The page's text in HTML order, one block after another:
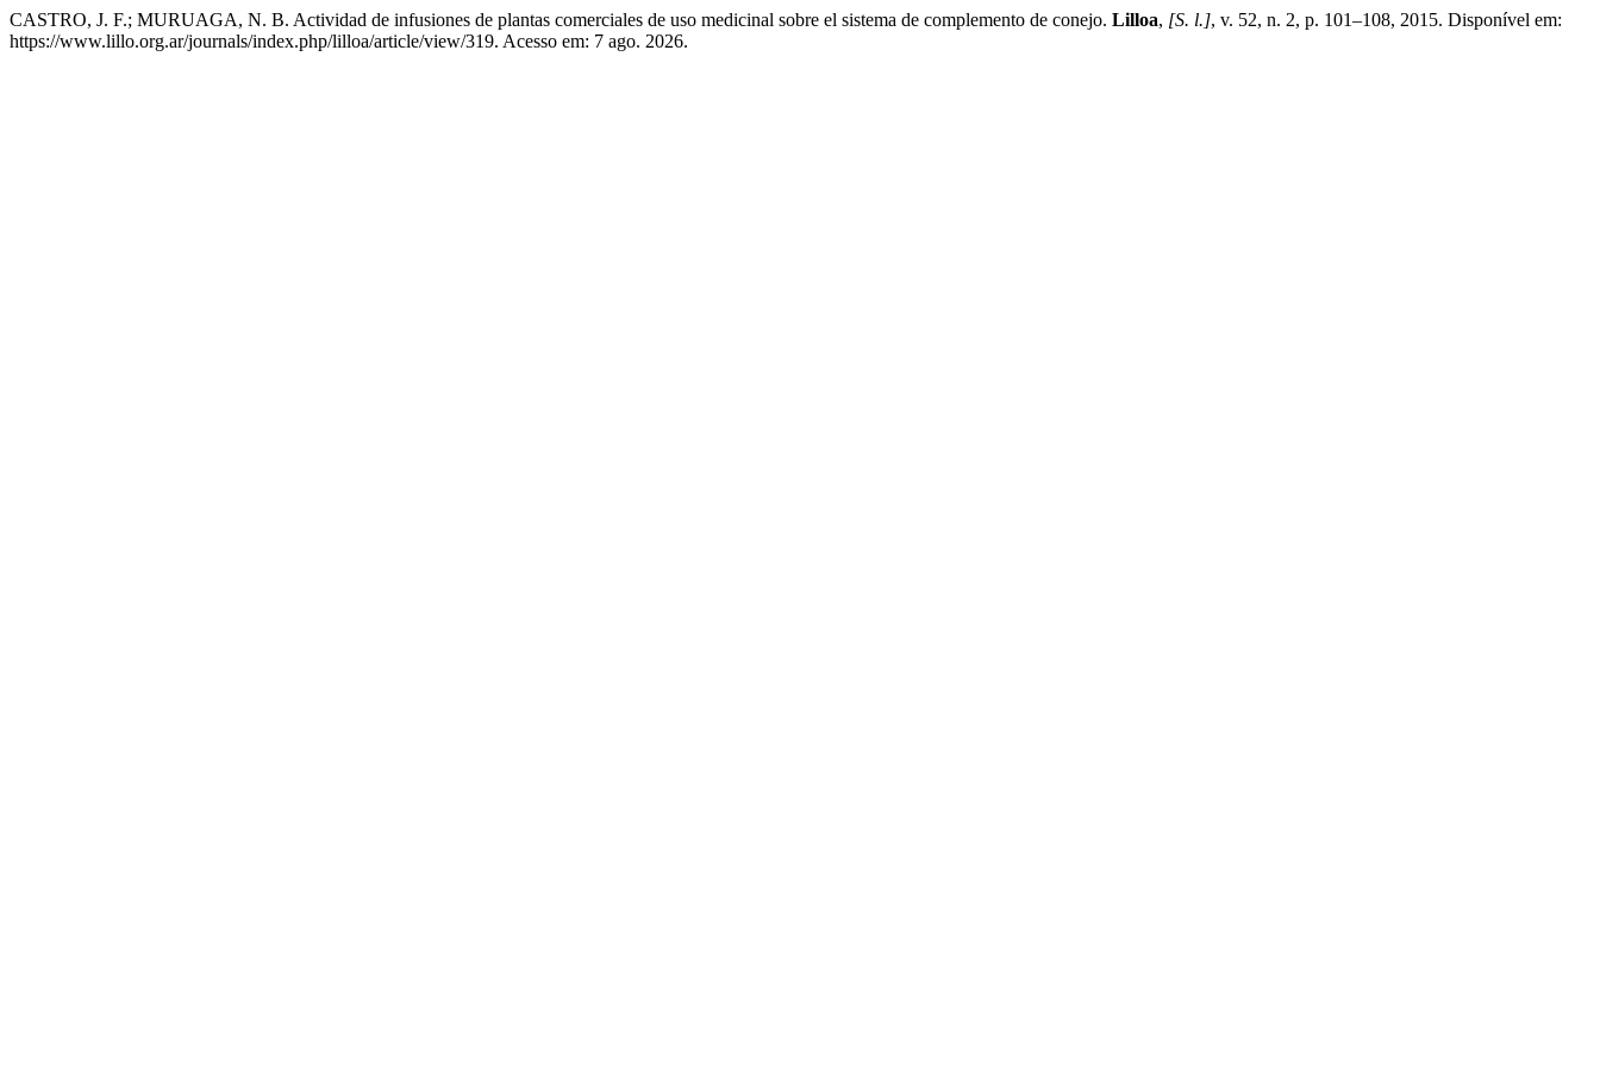
CASTRO, J. F.; MURUAGA, N. B. Actividad de infusiones de plantas comerciales de uso medicinal sobre el sistema de complemento de conejo. Lilloa, [S. l.], v. 52, n. 2, p. 101–108, 2015. Disponível em:
https://www.lillo.org.ar/journals/index.php/lilloa/article/view/319. Acesso em: 7 ago. 2026.